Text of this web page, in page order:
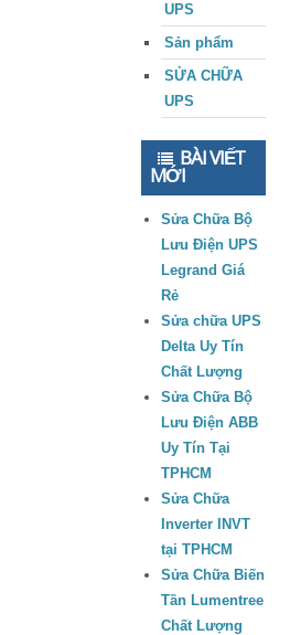
UPS
Sản phẩm
SỬA CHỮA
UPS
BÀI VIẾT
MỚI
Sửa Chữa Bộ
Lưu Điện UPS
Legrand Giá
Rẻ
Sửa chữa UPS
Delta Uy Tín
Chất Lượng
Sửa Chữa Bộ
Lưu Điện ABB
Uy Tín Tại
TPHCM
Sửa Chữa
Inverter INVT
tại TPHCM
Sửa Chữa Biến
Tần Lumentree
Chất Lượng